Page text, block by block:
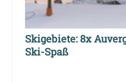
Skigebiete: 8x
Ski-Spaß